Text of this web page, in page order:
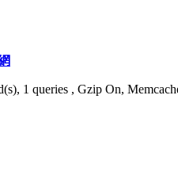
1 queries , Gzip On,